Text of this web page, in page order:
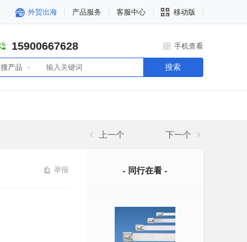
外贸出海 产品服务 客服中心 移动版
15900667628 手机查看
搜产品 搜索
上一个 下一个
举报 - 同行在看 -